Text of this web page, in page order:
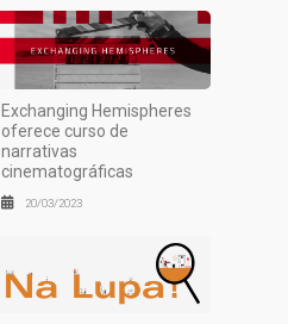
Exchanging Hemispheres
oferece curso de
narrativas
cinematográficas
20/03/2023